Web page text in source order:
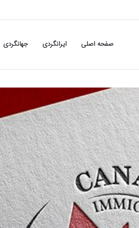
صفحه اصلی ایرانگردی جهانگردی